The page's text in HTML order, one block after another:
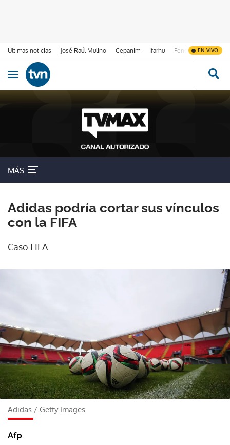
Últimas noticias José Raúl Mulino Cepanim Ifarhu Fenómeno de El
EN VIVO
Ir al contenido
Obrir navegació
MÁS
Adidas podría cortar sus vínculos
con la FIFA
Caso FIFA
Adidas / Getty Images
Afp